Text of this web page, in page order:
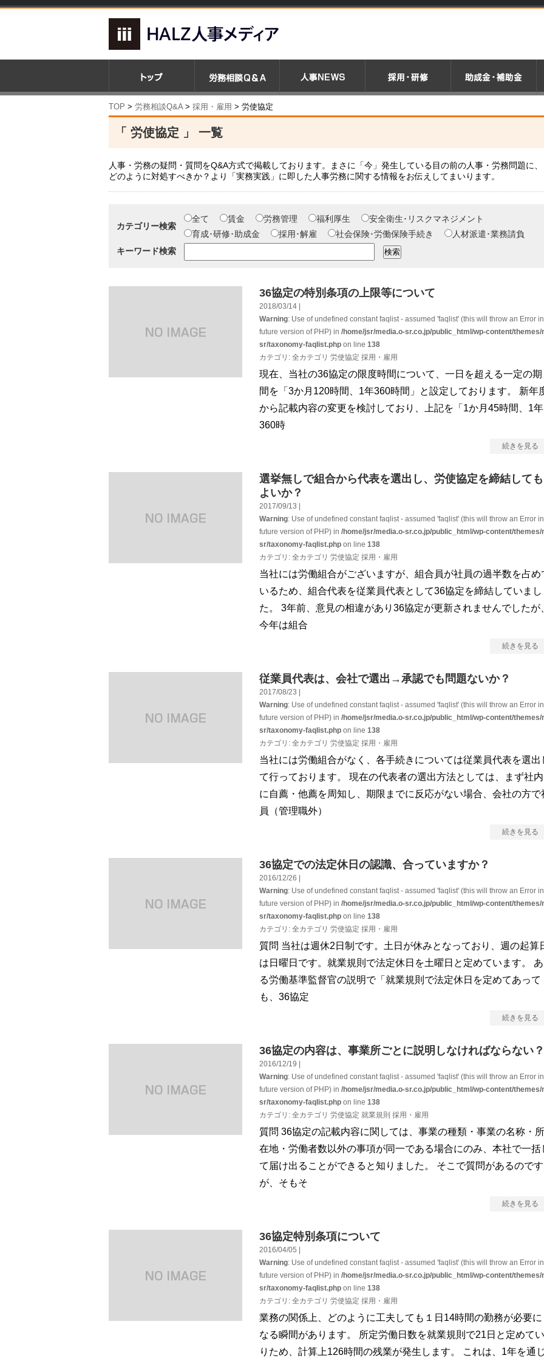
TOP > 労務相談Q&A> 採用・雇用 > 労使協定
「 労使協定 」 一覧
人事・労務の疑問・質問をQ&A方式で掲載しております。まさに「今」発生している目の前の人事・労務問題に、
どのように対処すべきか？より「実務実践」に即した人事労務に関する情報をお伝えしてまいります。
カテゴリー検索
全て 賃金 労務管理 福利厚生
安全衛生･リスクマネジメント
育成･研修･助成金
採用･解雇 社会保険･労働保険手続き
人材派遣･業務請負
キーワード検索
36協定の特別条項の上限等について
2018/03/14 |
Warning: Use of undefined constant faqlist - assumed 'faqlist' (this will throw an Error
future version of PHP) in /home/jsr/media.o-sr.co.jp/public_html/wp-content/themes/
sr/taxonomy-faqlist.php on line 138
カテゴリ: 全カテゴリ 労使協定 採用・雇用
現在、当社の36協定の限度時間について、一日を超える一定の期
間を「3か月120時間、1年360時間」と設定しております。 新年
から記載内容の変更を検討しており、上記を「1か月45時間、1年
360時
続きを見る
選挙無しで組合から代表を選出し、労使協定を締結しても
よいか？
2017/09/13 |
Warning: Use of undefined constant faqlist - assumed 'faqlist' (this will throw an Error
future version of PHP) in /home/jsr/media.o-sr.co.jp/public_html/wp-content/themes/
sr/taxonomy-faqlist.php on line 138
カテゴリ: 全カテゴリ 労使協定 採用・雇用
当社には労働組合がございますが、組合員が社員の過半数を占め
いるため、組合代表を従業員代表として36協定を締結していまし
た。 3年前、意見の相違があり36協定が更新されませんでしたが
今年は組合
続きを見る
従業員代表は、会社で選出→承認でも問題ないか？
2017/08/23 |
Warning: Use of undefined constant faqlist - assumed 'faqlist' (this will throw an Error
future version of PHP) in /home/jsr/media.o-sr.co.jp/public_html/wp-content/themes/
sr/taxonomy-faqlist.php on line 138
カテゴリ: 全カテゴリ 労使協定 採用・雇用
当社には労働組合がなく、各手続きについては従業員代表を選出
て行っております。 現在の代表者の選出方法としては、まず社内
に自薦・他薦を周知し、期限までに反応がない場合、会社の方で
員（管理職外）
続きを見る
36協定での法定休日の認識、合っていますか？
2016/12/26 |
Warning: Use of undefined constant faqlist - assumed 'faqlist' (this will throw an Error
future version of PHP) in /home/jsr/media.o-sr.co.jp/public_html/wp-content/themes/
sr/taxonomy-faqlist.php on line 138
カテゴリ: 全カテゴリ 労使協定 採用・雇用
質問 当社は週休2日制です。土日が休みとなっており、週の起算
は日曜日です。就業規則で法定休日を土曜日と定めています。 あ
る労働基準監督官の説明で「就業規則で法定休日を定めてあって
も、36協定
続きを見る
36協定の内容は、事業所ごとに説明しなければならない？
2016/12/19 |
Warning: Use of undefined constant faqlist - assumed 'faqlist' (this will throw an Error
future version of PHP) in /home/jsr/media.o-sr.co.jp/public_html/wp-content/themes/
sr/taxonomy-faqlist.php on line 138
カテゴリ: 全カテゴリ 労使協定 就業規則 採用・雇用
質問 36協定の記載内容に関しては、事業の種類・事業の名称・所
在地・労働者数以外の事項が同一である場合にのみ、本社で一括
て届け出ることができると知りました。 そこで質問があるのです
が、そもそ
続きを見る
36協定特別条項について
2016/04/05 |
Warning: Use of undefined constant faqlist - assumed 'faqlist' (this will throw an Error
future version of PHP) in /home/jsr/media.o-sr.co.jp/public_html/wp-content/themes/
sr/taxonomy-faqlist.php on line 138
カテゴリ: 全カテゴリ 労使協定 採用・雇用
業務の関係上、どのように工夫しても１日14時間の勤務が必要に
なる瞬間があります。 所定労働日数を就業規則で21日と定めてい
りため、計算上126時間の残業が発生します。 これは、1年を通じ